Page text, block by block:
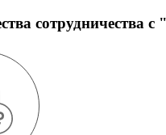
сотрудничества с